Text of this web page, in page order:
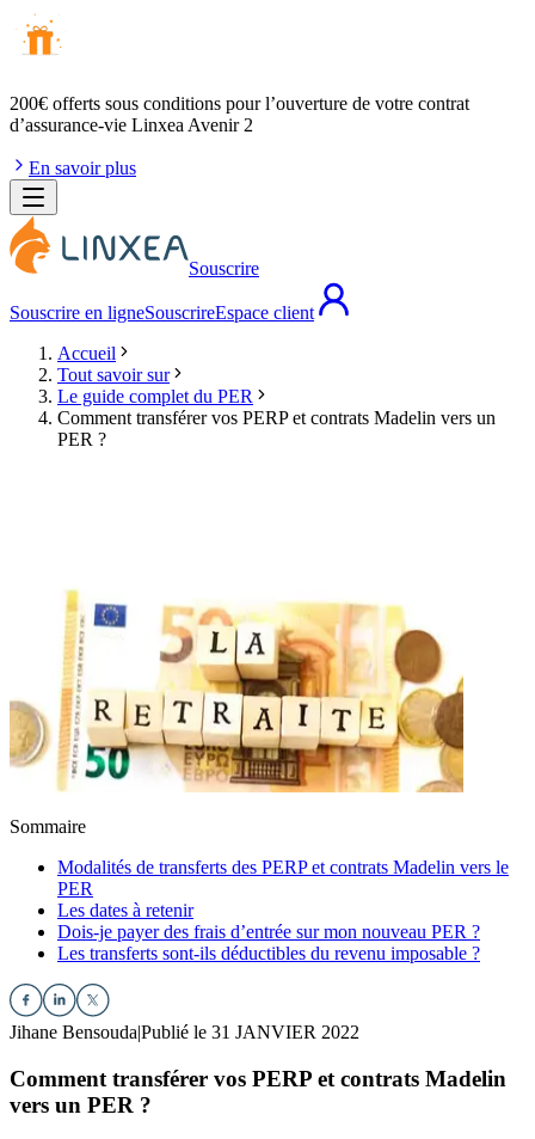
200€ offerts sous conditions pour l’ouverture de votre contrat
d’assurance-vie Linxea Avenir 2
En savoir plus
Souscrire
Souscrire en ligneSouscrireEspace client
Accueil
Tout savoir sur
Le guide complet du PER
Comment transférer vos PERP et contrats Madelin vers un
PER ?
Sommaire
Modalités de transferts des PERP et contrats Madelin vers le
PER
Les dates à retenir
Dois-je payer des frais d’entrée sur mon nouveau PER ?
Les transferts sont-ils déductibles du revenu imposable ?
Jihane Bensouda|Publié le 31 JANVIER 2022
Comment transférer vos PERP et contrats Madelin
vers un PER ?